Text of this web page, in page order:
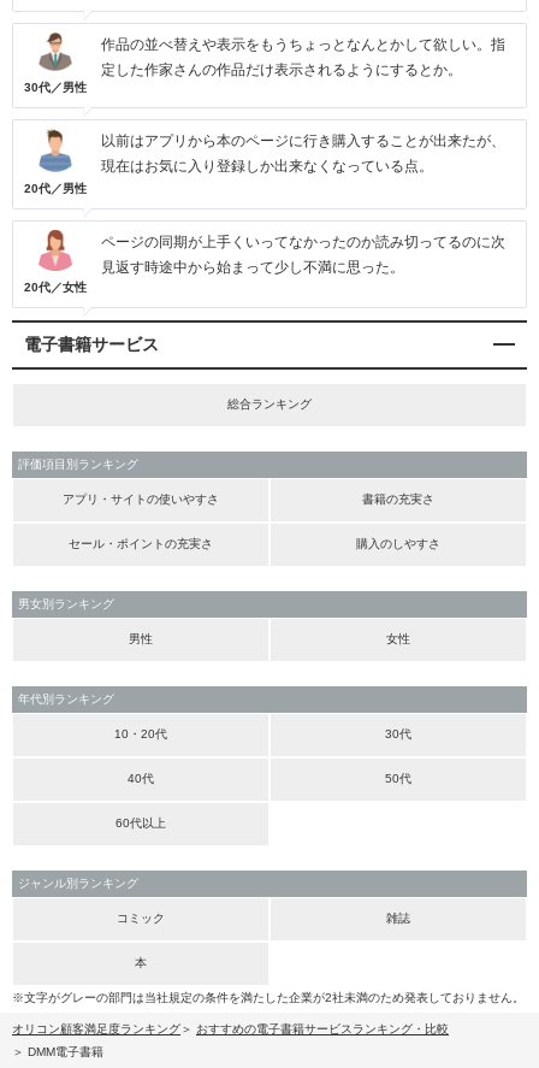
30代／男性
作品の並べ替えや表示をもうちょっとなんとかして欲しい。指
定した作家さんの作品だけ表示されるようにするとか。
20代／男性
以前はアプリから本のページに行き購入することが出来たが、
現在はお気に入り登録しか出来なくなっている点。
20代／女性
ページの同期が上手くいってなかったのか読み切ってるのに次
見返す時途中から始まって少し不満に思った。
電子書籍サービス
総合ランキング
評価項目別ランキング
アプリ・サイトの使いやすさ 書籍の充実さ
セール・ポイントの充実さ 購入のしやすさ
男女別ランキング
男性 女性
年代別ランキング
10・20代 30代
40代 50代
60代以上
ジャンル別ランキング
コミック 雑誌
本
※文字がグレーの部門は当社規定の条件を満たした企業が2社未満のため発表しておりません。
オリコン顧客満足度ランキング
おすすめの電子書籍サービスランキング・比較
DMM電子書籍